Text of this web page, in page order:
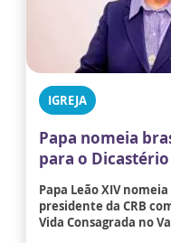
IGREJA
Papa nomeia
para o
Papa Leão XIV
presidente da CRB
Vida Consagrada no